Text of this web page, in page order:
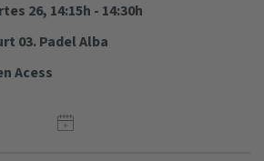
26, 14:15h - 14:30h
03. Padel Alba
Acess